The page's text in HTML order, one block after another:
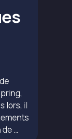
lors, il
…